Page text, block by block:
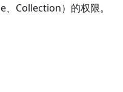
Collection）的权限。